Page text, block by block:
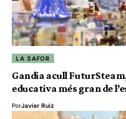
LA SAFOR
Gandia acull
educativa més gran de
PorJavier Ruiz